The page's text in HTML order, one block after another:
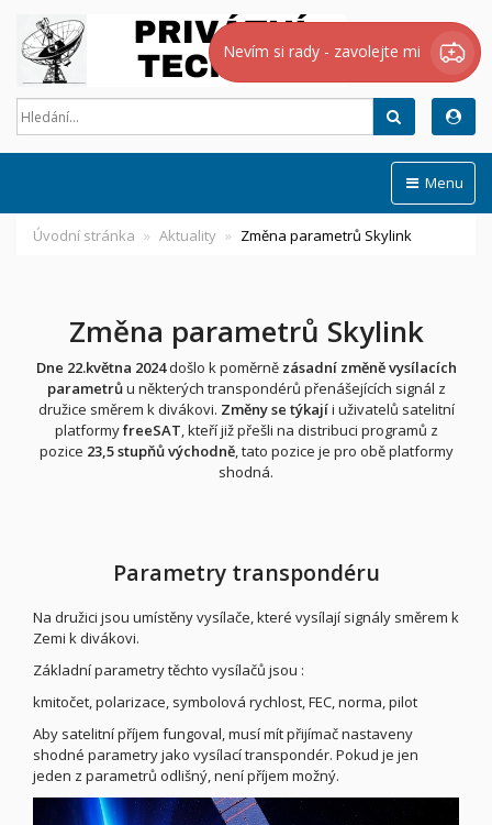
Nevím si rady - zavolejte mi
Menu
Úvodní stránka Aktuality Změna parametrů Skylink
Změna parametrů Skylink
Dne 22.května 2024došlo k poměrně zásadní změně vysílacích
parametrůu některých transpondérů přenášejících signál z
družice směrem k divákovi. Změny se týkajíi uživatelů satelitní
platformyfreeSAT, kteří již přešli na distribuci programů z
pozice 23,5 stupňů východně, tato pozice je pro obě platformy
shodná.
Parametry transpondéru
Na družici jsou umístěny vysílače, které vysílají signály směrem k
Zemi k divákovi.
Základní parametry těchto vysílačů jsou :
kmitočet, polarizace, symbolová rychlost, FEC, norma, pilot
Aby satelitní příjem fungoval, musí mít přijímač nastaveny
shodné parametry jako vysílací transpondér. Pokud je jen
jeden z parametrů odlišný, není příjem možný.